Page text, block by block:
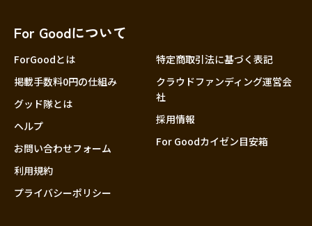
For Goodについて
ForGoodとは
掲載手数料0円の仕組み
グッド隊とは
ヘルプ
お問い合わせフォーム
利用規約
プライバシーポリシー
特定商取引法に基づく表記
クラウドファンディング運営会
社
採用情報
For Goodカイゼン目安箱